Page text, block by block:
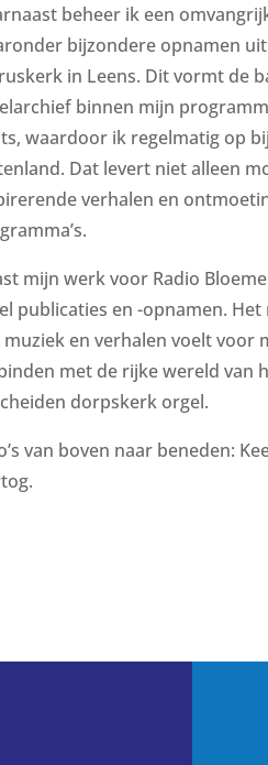
beheer ik een
bijzondere opnamen uit
in Leens. Dit vormt de
binnen mijn
waardoor ik regelmatig op
Dat levert niet alleen
verhalen en
mijn werk voor Radio
publicaties en -opnamen.
muziek en verhalen voelt voor
met de rijke wereld
dorpskerk orgel.
van boven naar beneden: